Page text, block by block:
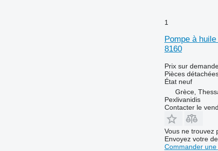
1
Pompe à
8160
Prix sur
Pièces
Étatneuf
Grèce,
Pexlivanidis
Contacter le
Vous ne trouvez
Envoyez votre
Commander